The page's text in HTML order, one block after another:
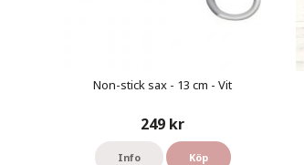
Non-stick sax - 13 cm - Vit
249 kr
Info Köp